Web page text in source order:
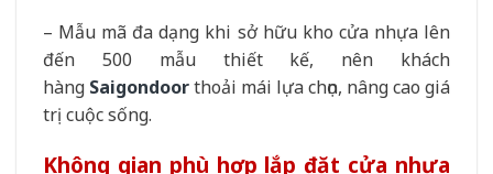
– Mẫu mã đa dạng khi sở hữu kho cửa nhựa lên
đến 500 mẫu thiết kế, nên khách
hàng Saigondoorthoải mái lựa chọn, nâng cao giá
trị cuộc sống.
Không gian phù hợp lắp đặt cửa nhựa